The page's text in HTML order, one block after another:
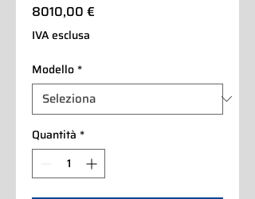
8010,00 €
IVA esclusa
Modello*
Quantità *